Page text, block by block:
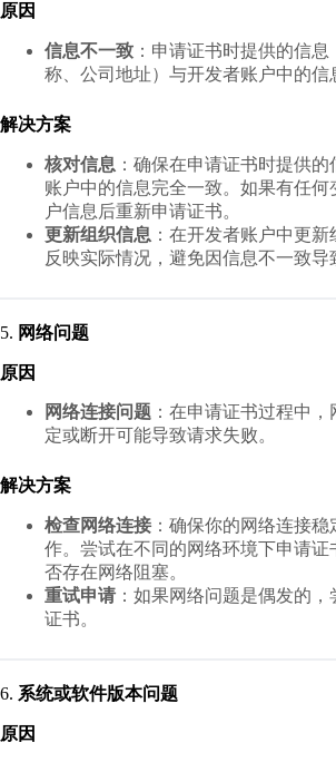
原因
信息不一致 ：申请证书时提供的信息
称、公司地址）与开发者账户中的信
解决方案
核对信息 ：确保在申请证书时提供
账户中的信息完全一致。如果有任何
户信息后重新申请证书。
更新组织信息 ：在开发者账户中更
反映实际情况，避免因信息不一致导
5. 网络问题
原因
网络连接问题 ：在申请证书过程中
定或断开可能导致请求失败。
解决方案
检查网络连接 ：确保你的网络连接稳
作。尝试在不同的网络环境下申请证
否存在网络阻塞。
重试申请 ：如果网络问题是偶发的
证书。
6. 系统或软件版本问题
原因